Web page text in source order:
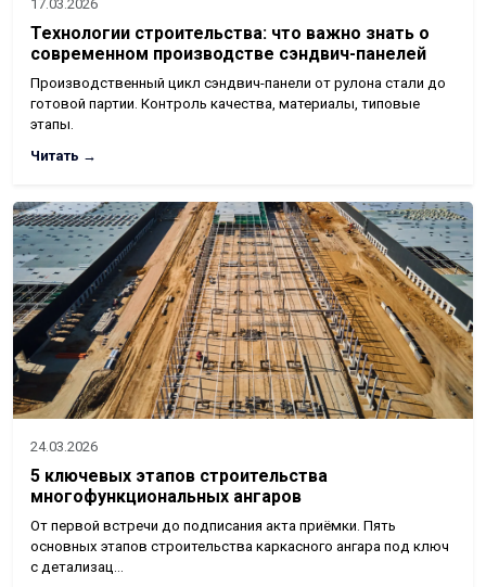
17.03.2026
Технологии строительства: что важно знать о
современном производстве сэндвич-панелей
Производственный цикл сэндвич-панели от рулона стали до
готовой партии. Контроль качества, материалы, типовые
этапы.
Читать →
24.03.2026
5 ключевых этапов строительства
многофункциональных ангаров
От первой встречи до подписания акта приёмки. Пять
основных этапов строительства каркасного ангара под ключ
с детализац…